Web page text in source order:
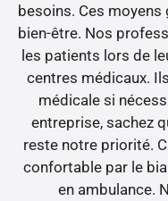
besoins. Ces
bien-être. Nos
les patients lors de
centres médicaux.
médicale si
entreprise, sachez
reste notre priorité.
confortable par le
en ambulance.